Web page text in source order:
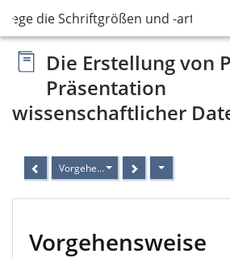
Lege die Schriftgrößen und -arten fest
Die Erstellung von
Präsentation
wissenschaftlicher
Vorgehensweise
Vorgehensweise